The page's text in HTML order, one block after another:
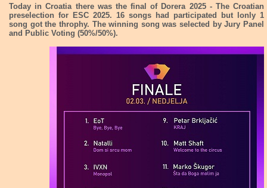
Today in Croatia there was the final of Dorera 2025 - The Croatian
preselection for ESC 2025. 16 songs had participated but lonly 1
song got the throphy. The winning song was selected by Jury Panel
and Public Voting (50%/50%).